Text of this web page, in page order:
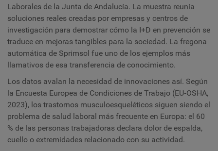
Laborales de la Junta de Andalucía. La muestra reunía
soluciones reales creadas por empresas y centros de
investigación para demostrar cómo la I+D en prevención se
traduce en mejoras tangibles para la sociedad. La fregona
automática de Sprimsol fue uno de los ejemplos más
llamativos de esa transferencia de conocimiento.
Los datos avalan la necesidad de innovaciones así. Según
la Encuesta Europea de Condiciones de Trabajo (EU‑OSHA,
2023), los trastornos musculoesqueléticos siguen siendo el
problema de salud laboral más frecuente en Europa: el 60
% de las personas trabajadoras declara dolor de espalda,
cuello o extremidades relacionado con su actividad.